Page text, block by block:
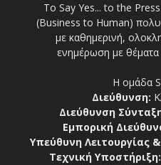
Το Say Yes... to the
(Business to Human)
με καθημερινή,
ενημέρωση με
Η ομάδα
Διεύθυνση:
Διεύθυνση
Εμπορική
Υπεύθυνη Λειτουργίας
Τεχνική Υποστήριξη: